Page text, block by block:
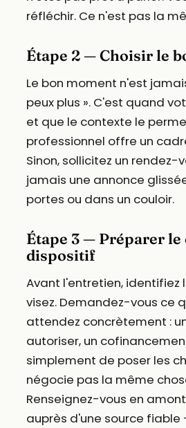
réfléchir. Ce n'est pas la
Étape 2 — Choisir le
Le bon moment n'est
peux plus ». C'est quand
et que le contexte le
professionnel offre un
Sinon, sollicitez un rendez-
jamais une annonce
portes ou dans un couloir.
Étape 3 — Préparer le
dispositif
Avant l'entretien, identifiez
visez. Demandez-vous ce
attendez concrètement :
autoriser, un
simplement de poser les
négocie pas la même
Renseignez-vous en
auprès d'une source fiable